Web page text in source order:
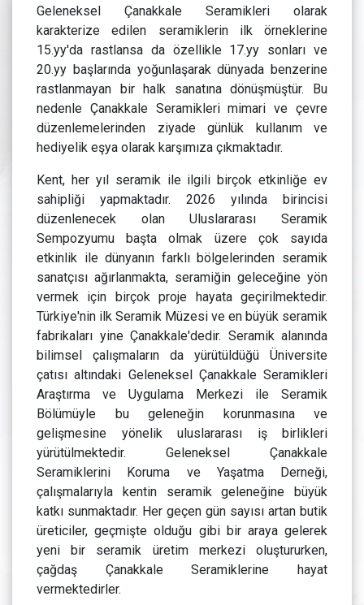
Geleneksel Çanakkale Seramikleri olarak
karakterize edilen seramiklerin ilk örneklerine
15.yy'da rastlansa da özellikle 17.yy sonları ve
20.yy başlarında yoğunlaşarak dünyada benzerine
rastlanmayan bir halk sanatına dönüşmüştür. Bu
nedenle Çanakkale Seramikleri mimari ve çevre
düzenlemelerinden ziyade günlük kullanım ve
hediyelik eşya olarak karşımıza çıkmaktadır.
Kent, her yıl seramik ile ilgili birçok etkinliğe ev
sahipliği yapmaktadır. 2026 yılında birincisi
düzenlenecek olan Uluslararası Seramik
Sempozyumu başta olmak üzere çok sayıda
etkinlik ile dünyanın farklı bölgelerinden seramik
sanatçısı ağırlanmakta, seramiğin geleceğine yön
vermek için birçok proje hayata geçirilmektedir.
Türkiye'nin ilk Seramik Müzesi ve en büyük seramik
fabrikaları yine Çanakkale'dedir. Seramik alanında
bilimsel çalışmaların da yürütüldüğü Üniversite
çatısı altındaki Geleneksel Çanakkale Seramikleri
Araştırma ve Uygulama Merkezi ile Seramik
Bölümüyle bu geleneğin korunmasına ve
gelişmesine yönelik uluslararası iş birlikleri
yürütülmektedir. Geleneksel Çanakkale
Seramiklerini Koruma ve Yaşatma Derneği,
çalışmalarıyla kentin seramik geleneğine büyük
katkı sunmaktadır. Her geçen gün sayısı artan butik
üreticiler, geçmişte olduğu gibi bir araya gelerek
yeni bir seramik üretim merkezi oluştururken,
çağdaş Çanakkale Seramiklerine hayat
vermektedirler.